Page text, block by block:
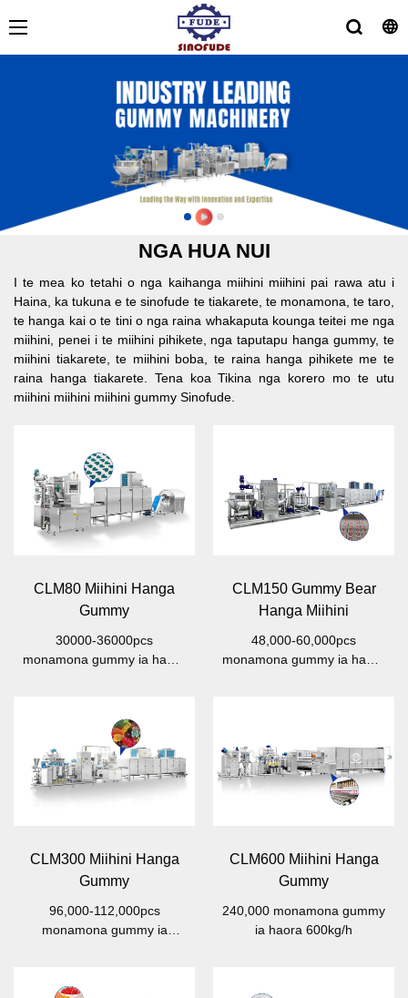
NGA HUA NUI
I te mea ko tetahi o nga kaihanga miihini miihini pai rawa atu i
Haina, ka tukuna e te sinofude te tiakarete, te monamona, te taro,
te hanga kai o te tini o nga raina whakaputa kounga teitei me nga
miihini, penei i te miihini pihikete, nga taputapu hanga gummy, te
miihini tiakarete, te miihini boba, te raina hanga pihikete me te
raina hanga tiakarete. Tena koa Tikina nga korero mo te utu
miihini miihini miihini gummy Sinofude.
CLM80 Miihini Hanga
Gummy
30000-36000pcs
monamona gummy ia haora
CLM150 Gummy Bear
Hanga Miihini
48,000-60,000pcs
monamona gummy ia haora
CLM300 Miihini Hanga
Gummy
96,000-112,000pcs
monamona gummy ia
CLM600 Miihini Hanga
Gummy
240,000 monamona gummy
ia haora 600kg/h